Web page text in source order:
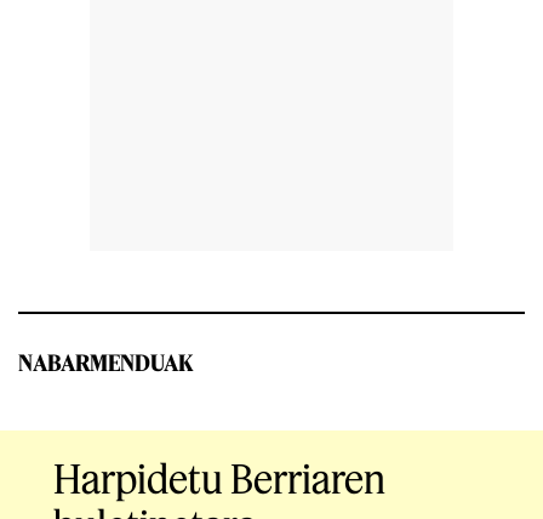
NABARMENDUAK
Harpidetu Berriaren